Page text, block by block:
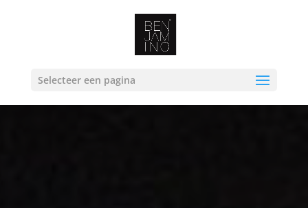
Selecteer een pagina